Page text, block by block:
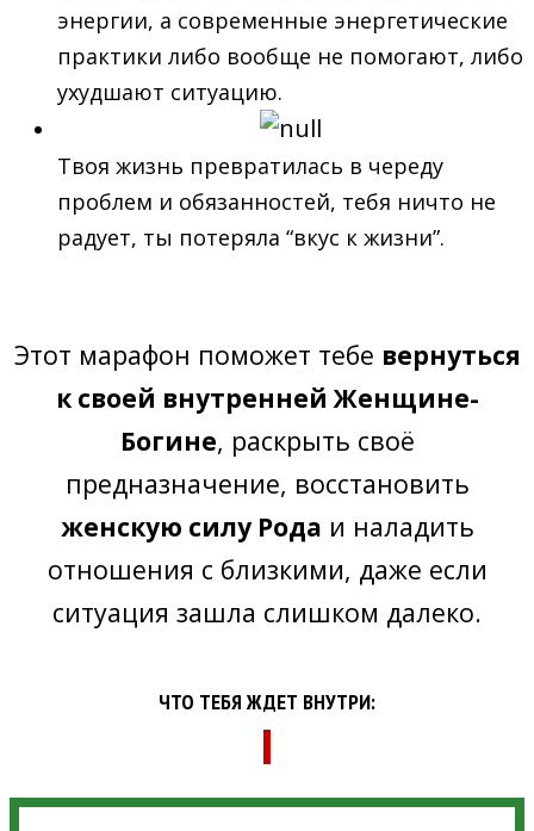
энергии, а современные энергетические
практики либо вообще не помогают, либо
ухудшают ситуацию.
Твоя жизнь превратилась в череду
проблем и обязанностей, тебя ничто не
радует, ты потеряла “вкус к жизни”.
Этот марафон поможет тебе вернуться
к своей внутренней Женщине-
Богине, раскрыть своё
предназначение, восстановить
женскую силу Рода и наладить
отношения с близкими, даже если
ситуация зашла слишком далеко.
ЧТО ТЕБЯ ЖДЕТ ВНУТРИ: